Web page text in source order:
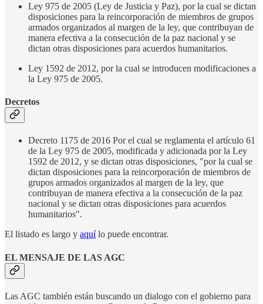
Ley 975 de 2005 (Ley de Justicia y Paz), por la cual se dictan
disposiciones para la reincorporación de miembros de grupos
armados organizados al margen de la ley, que contribuyan de
manera efectiva a la consecución de la paz nacional y se
dictan otras disposiciones para acuerdos humanitarios.
Ley 1592 de 2012, por la cual se introducen modificaciones a
la Ley 975 de 2005.
Decretos
Decreto 1175 de 2016 Por el cual se reglamenta el artículo 61
de la Ley 975 de 2005, modificada y adicionada por la Ley
1592 de 2012, y se dictan otras disposiciones, "por la cual se
dictan disposiciones para la reincorporación de miembros de
grupos armados organizados al margen de la ley, que
contribuyan de manera efectiva a la consecución de la paz
nacional y se dictan otras disposiciones para acuerdos
humanitarios".
El listado es largo y aquí lo puede encontrar.
EL MENSAJE DE LAS AGC
Las AGC también están buscando un dialogo con el gobierno para